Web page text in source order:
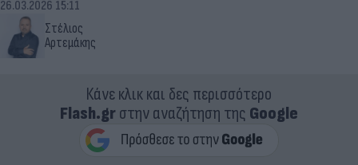
Στέλιος
Αρτεμάκης
26.03.2026 15:11
Κάνε κλικ και δες περισσότερο
Flash.grστην αναζήτηση της Google